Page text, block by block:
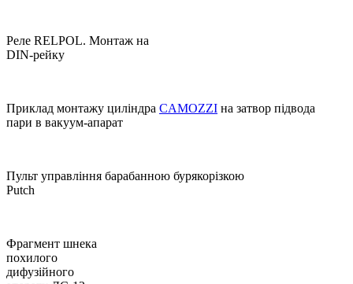
Реле RELPOL. Монтаж на
DIN-рейку
Приклад монтажу циліндра CAMOZZI на затвор підвода
пари в вакуум-апарат
Пульт управління барабанною бурякорізкою
Putch
Фрагмент шнека
похилого
дифузійного